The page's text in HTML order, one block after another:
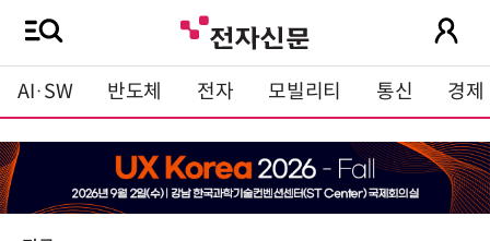
AI·SW 반도체 전자 모빌리티 통신 경제